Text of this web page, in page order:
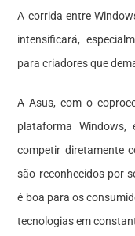
A corrida entre
intensificará,
para criadores que
A Asus, com o
plataforma Windows,
competir diretamente
são reconhecidos por
é boa para os
tecnologias em